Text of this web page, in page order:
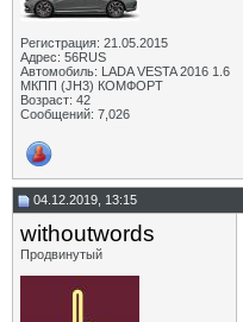
Регистрация: 21.05.2015
Адрес: 56RUS
Автомобиль: LADA VESTA 2016 1.6
МКПП (JH3) КОМФОРТ
Возраст: 42
Сообщений: 7,026
04.12.2019, 13:15
withoutwords
Продвинутый